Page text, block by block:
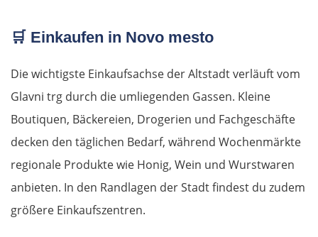
🛒 Einkaufen in Novo mesto
Die wichtigste Einkaufsachse der Altstadt verläuft vom
Glavni trg durch die umliegenden Gassen. Kleine
Boutiquen, Bäckereien, Drogerien und Fachgeschäfte
decken den täglichen Bedarf, während Wochenmärkte
regionale Produkte wie Honig, Wein und Wurstwaren
anbieten. In den Randlagen der Stadt findest du zudem
größere Einkaufszentren.